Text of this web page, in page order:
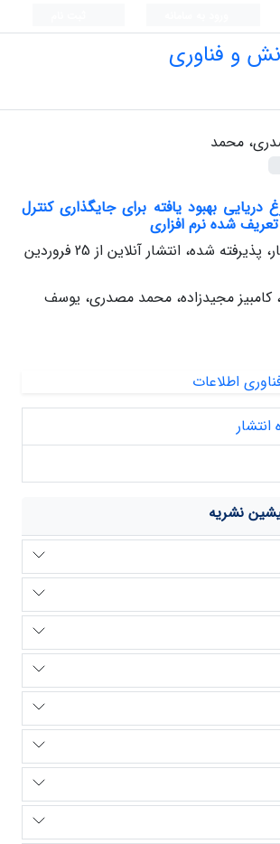
و فناوری
محمد
دریایی بهبود یافته برای جایگذاری کنترل
شده نرم افزاری
پذیرفته شده، انتشار آنلاین از
25 فروردین
کامبیز مجیدزاده، محمد مصدری، یوسف
انتشار
نشریه